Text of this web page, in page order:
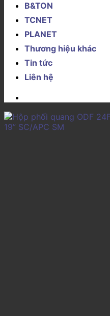
B&TON
TCNET
PLANET
Thương hiệu khác
Tin tức
Liên hệ